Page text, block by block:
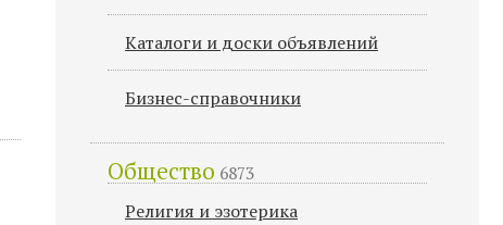
Каталоги и доски объявлений
Бизнес-справочники
Общество 6873
Религия и эзотерика